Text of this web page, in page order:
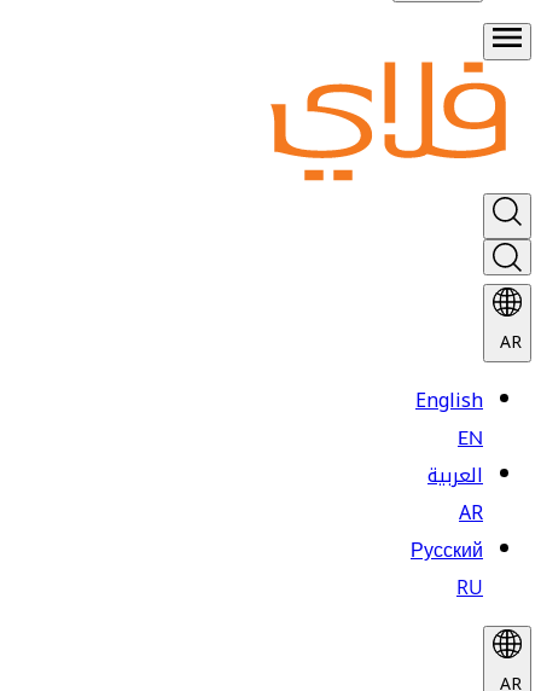
AR
English
EN
العربية
AR
Русский
RU
AR